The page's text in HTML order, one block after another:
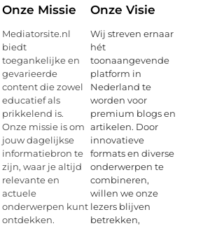
Onze Missie
Mediatorsite.nl
biedt
toegankelijke en
gevarieerde
content die zowel
educatief als
prikkelend is.
Onze missie is om
jouw dagelijkse
informatiebron te
zijn, waar je altijd
relevante en
actuele
onderwerpen kunt
ontdekken.
Onze Visie
Wij streven ernaar
hét
toonaangevende
platform in
Nederland te
worden voor
premium blogs en
artikelen. Door
innovatieve
formats en diverse
onderwerpen te
combineren,
willen we onze
lezers blijven
betrekken,